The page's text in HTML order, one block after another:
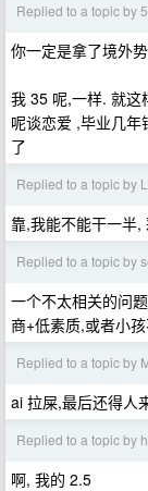
Replied to a topic by
你一定是拿了境外
我 35 呢,一样. 就这
呢谈恋爱 ,毕业几
了
Replied to a topic by
靠,我能不能干一半,
Replied to a topic by
一个不太相关的问
商+低素质,或者小
Replied to a topic by
ai 拉屎,最后还得人
Replied to a topic by
啊, 我的 2.5